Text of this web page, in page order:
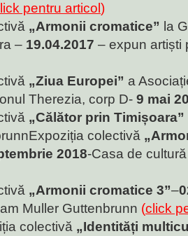
pentru articol )
„Armonii cromatice” la
– 19.04.2017 – expun artiști
„Ziua Europei” a
Therezia, corp D- 9 mai
„Călător prin Timișoara”
colectivă
2018-Casa de
„Armonii cromatice 3”–
Muller Guttenbrunn (click
colectivă „Identități